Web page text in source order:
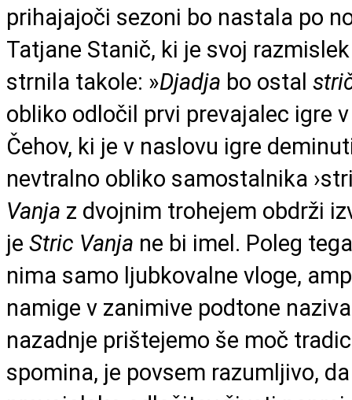
prihajajoči sezoni bo nastala po
Tatjane Stanič, ki je svoj
strnila takole: »Djadja bo ostal
obliko odločil prvi prevajalec igre
Čehov, ki je v naslovu igre
nevtralno obliko samostalnika
Vanja z dvojnim trohejem obdrži
je Stric Vanja ne bi imel. Poleg
nima samo ljubkovalne vloge,
namige v zanimive podtone
nazadnje prištejemo še moč
spomina, je povsem razumljivo,